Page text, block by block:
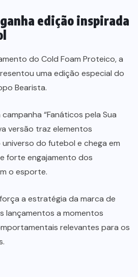
edição inspirada
do Cold Foam Proteico, a
uma edição especial do
Bearista.
“Fanáticos pela Sua
versão traz elementos
do futebol e chega em
forte engajamento dos
o esporte.
a estratégia da marca de
lançamentos a momentos
relevantes para os